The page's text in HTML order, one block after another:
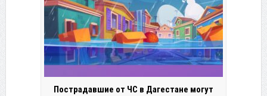
Пострадавшие от ЧС в Дагестане могут